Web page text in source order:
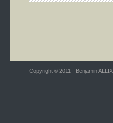
Copyright © 2011 - Benjamin ALLIX